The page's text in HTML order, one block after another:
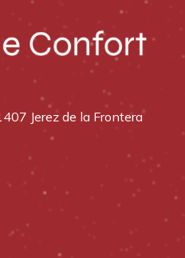
Jerez de la Frontera